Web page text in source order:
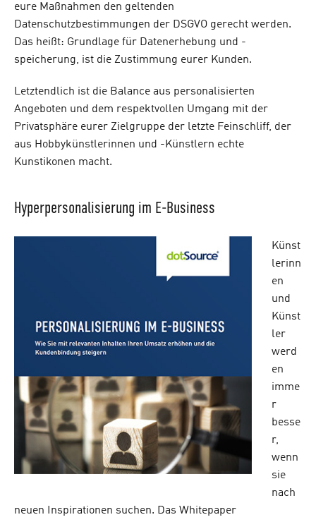
eure Maßnahmen den geltenden
Datenschutzbestimmungen der DSGVO gerecht werden.
Das heißt: Grundlage für Datenerhebung und -
speicherung, ist die Zustimmung eurer Kunden.
Letztendlich ist die Balance aus personalisierten
Angeboten und dem respektvollen Umgang mit der
Privatsphäre eurer Zielgruppe der letzte Feinschliff, der
aus Hobbykünstlerinnen und -Künstlern echte
Kunstikonen macht.
Hyperpersonalisierung im E-Business
Künst
lerinn
en
und
Künst
ler
werd
en
imme
r
besse
r,
wenn
sie
nach
neuen Inspirationen suchen. Das Whitepaper